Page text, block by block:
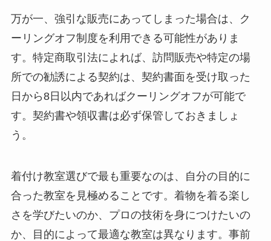
万が一、強引な販売にあってしまった場合は、ク
ーリングオフ制度を利用できる可能性がありま
す。特定商取引法によれば、訪問販売や特定の場
所での勧誘による契約は、契約書面を受け取った
日から8日以内であればクーリングオフが可能で
す。契約書や領収書は必ず保管しておきましょ
う。
着付け教室選びで最も重要なのは、自分の目的に
合った教室を見極めることです。着物を着る楽し
さを学びたいのか、プロの技術を身につけたいの
か、目的によって最適な教室は異なります。事前